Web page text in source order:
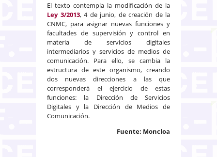
El texto contempla la modificación de la
Ley 3/2013, 4 de junio, de creación de la
CNMC, para asignar nuevas funciones y
facultades de supervisión y control en
materia de servicios digitales
intermediarios y servicios de medios de
comunicación. Para ello, se cambia la
estructura de este organismo, creando
dos nuevas direcciones a las que
corresponderá el ejercicio de estas
funciones: la Dirección de Servicios
Digitales y la Dirección de Medios de
Comunicación.
Fuente: Moncloa